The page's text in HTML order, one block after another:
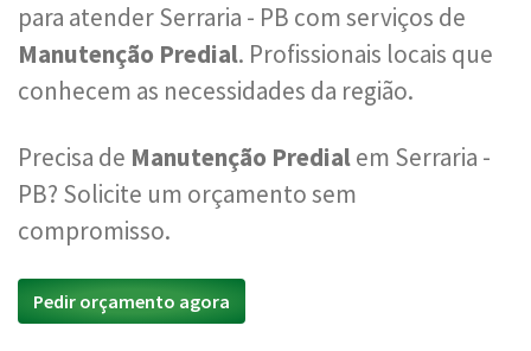
para atender Serraria - PB com serviços de
Manutenção Predial. Profissionais locais que
conhecem as necessidades da região.
Precisa de Manutenção Predialem Serraria -
PB? Solicite um orçamento sem
compromisso.
Pedir orçamento agora